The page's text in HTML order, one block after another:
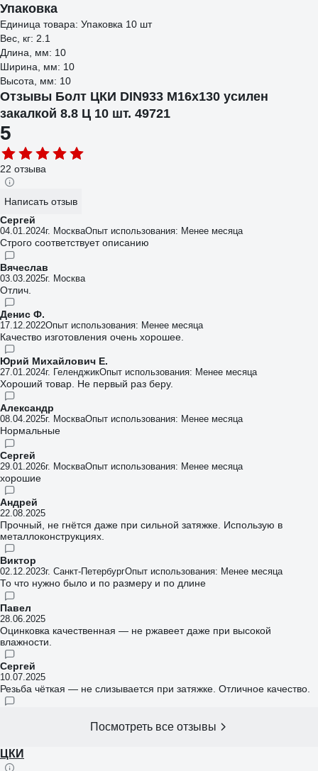
Упаковка
Единица товара: Упаковка 10 шт
Вес, кг: 2.1
Длина, мм: 10
Ширина, мм: 10
Высота, мм: 10
Отзывы Болт ЦКИ DIN933 М16х130 усилен
закалкой 8.8 Ц 10 шт. 49721
5
22 отзыва
Написать отзыв
Сергей
04.01.2024г. МоскваОпыт использования: Менее месяца
Строго соответствует описанию
Вячеслав
03.03.2025г. Москва
Отлич.
Денис Ф.
17.12.2022Опыт использования: Менее месяца
Качество изготовления очень хорошее.
Юрий Михайлович Е.
27.01.2024г. ГеленджикОпыт использования: Менее месяца
Хороший товар. Не первый раз беру.
Александр
08.04.2025г. МоскваОпыт использования: Менее месяца
Нормальные
Сергей
29.01.2026г. МоскваОпыт использования: Менее месяца
хорошие
Андрей
22.08.2025
Прочный, не гнётся даже при сильной затяжке. Использую в
металлоконструкциях.
Виктор
02.12.2023г. Санкт-ПетербургОпыт использования: Менее месяца
То что нужно было и по размеру и по длине
Павел
28.06.2025
Оцинковка качественная — не ржавеет даже при высокой
влажности.
Сергей
10.07.2025
Резьба чёткая — не слизывается при затяжке. Отличное качество.
Посмотреть все отзывы
ЦКИ